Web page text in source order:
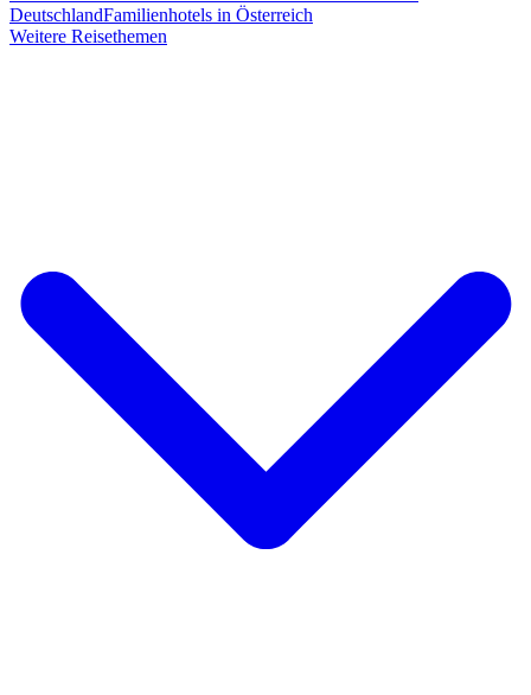
DeutschlandFamilienhotels in Österreich
Weitere Reisethemen